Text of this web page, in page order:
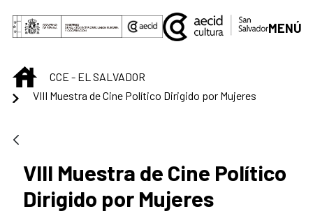
Saut au contenu principal
MENÚ
INICIOCCE - EL SALVADOR
VIII Muestra de Cine Político Dirigido por Mujeres
VIII Muestra de Cine Político
Dirigido por Mujeres